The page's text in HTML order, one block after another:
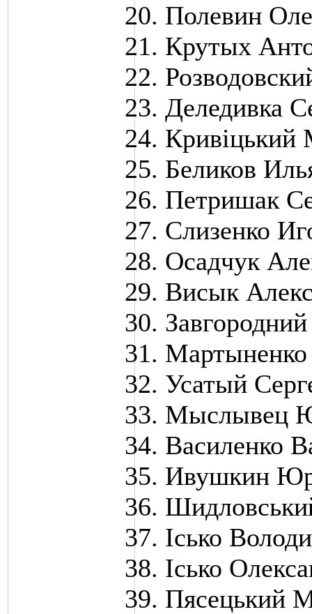
Полевин
Крутых
Деледивка
Кривіцький
Беликов
Петришак
Слизенко
Осадчук
Висык
Усатый
Мыслывец
Василенко
Ивушкин
Ісько
Ісько
Пясецький